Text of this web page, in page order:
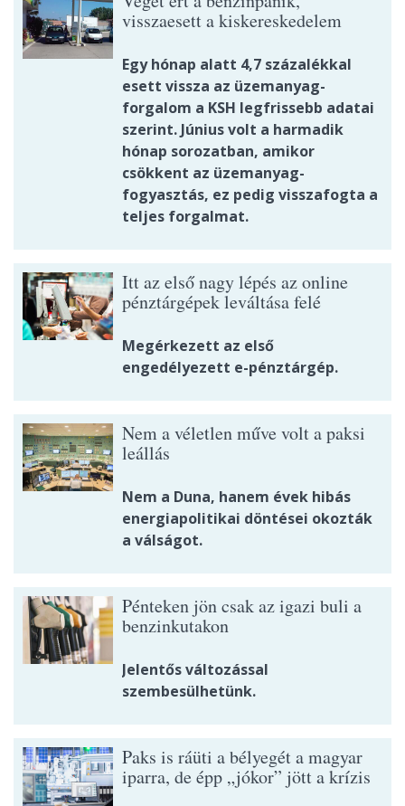
visszaesett a kiskereskedelem
Egy hónap alatt 4,7 százalékkal
esett vissza az üzemanyag-
forgalom a KSH legfrissebb adatai
szerint. Június volt a harmadik
hónap sorozatban, amikor
csökkent az üzemanyag-
fogyasztás, ez pedig visszafogta a
teljes forgalmat.
Itt az első nagy lépés az online
pénztárgépek leváltása felé
Megérkezett az első
engedélyezett e-pénztárgép.
Nem a véletlen műve volt a paksi
leállás
Nem a Duna, hanem évek hibás
energiapolitikai döntései okozták
a válságot.
Pénteken jön csak az igazi buli a
benzinkutakon
Jelentős változással
szembesülhetünk.
Paks is ráüti a bélyegét a magyar
iparra, de épp „jókor” jött a krízis